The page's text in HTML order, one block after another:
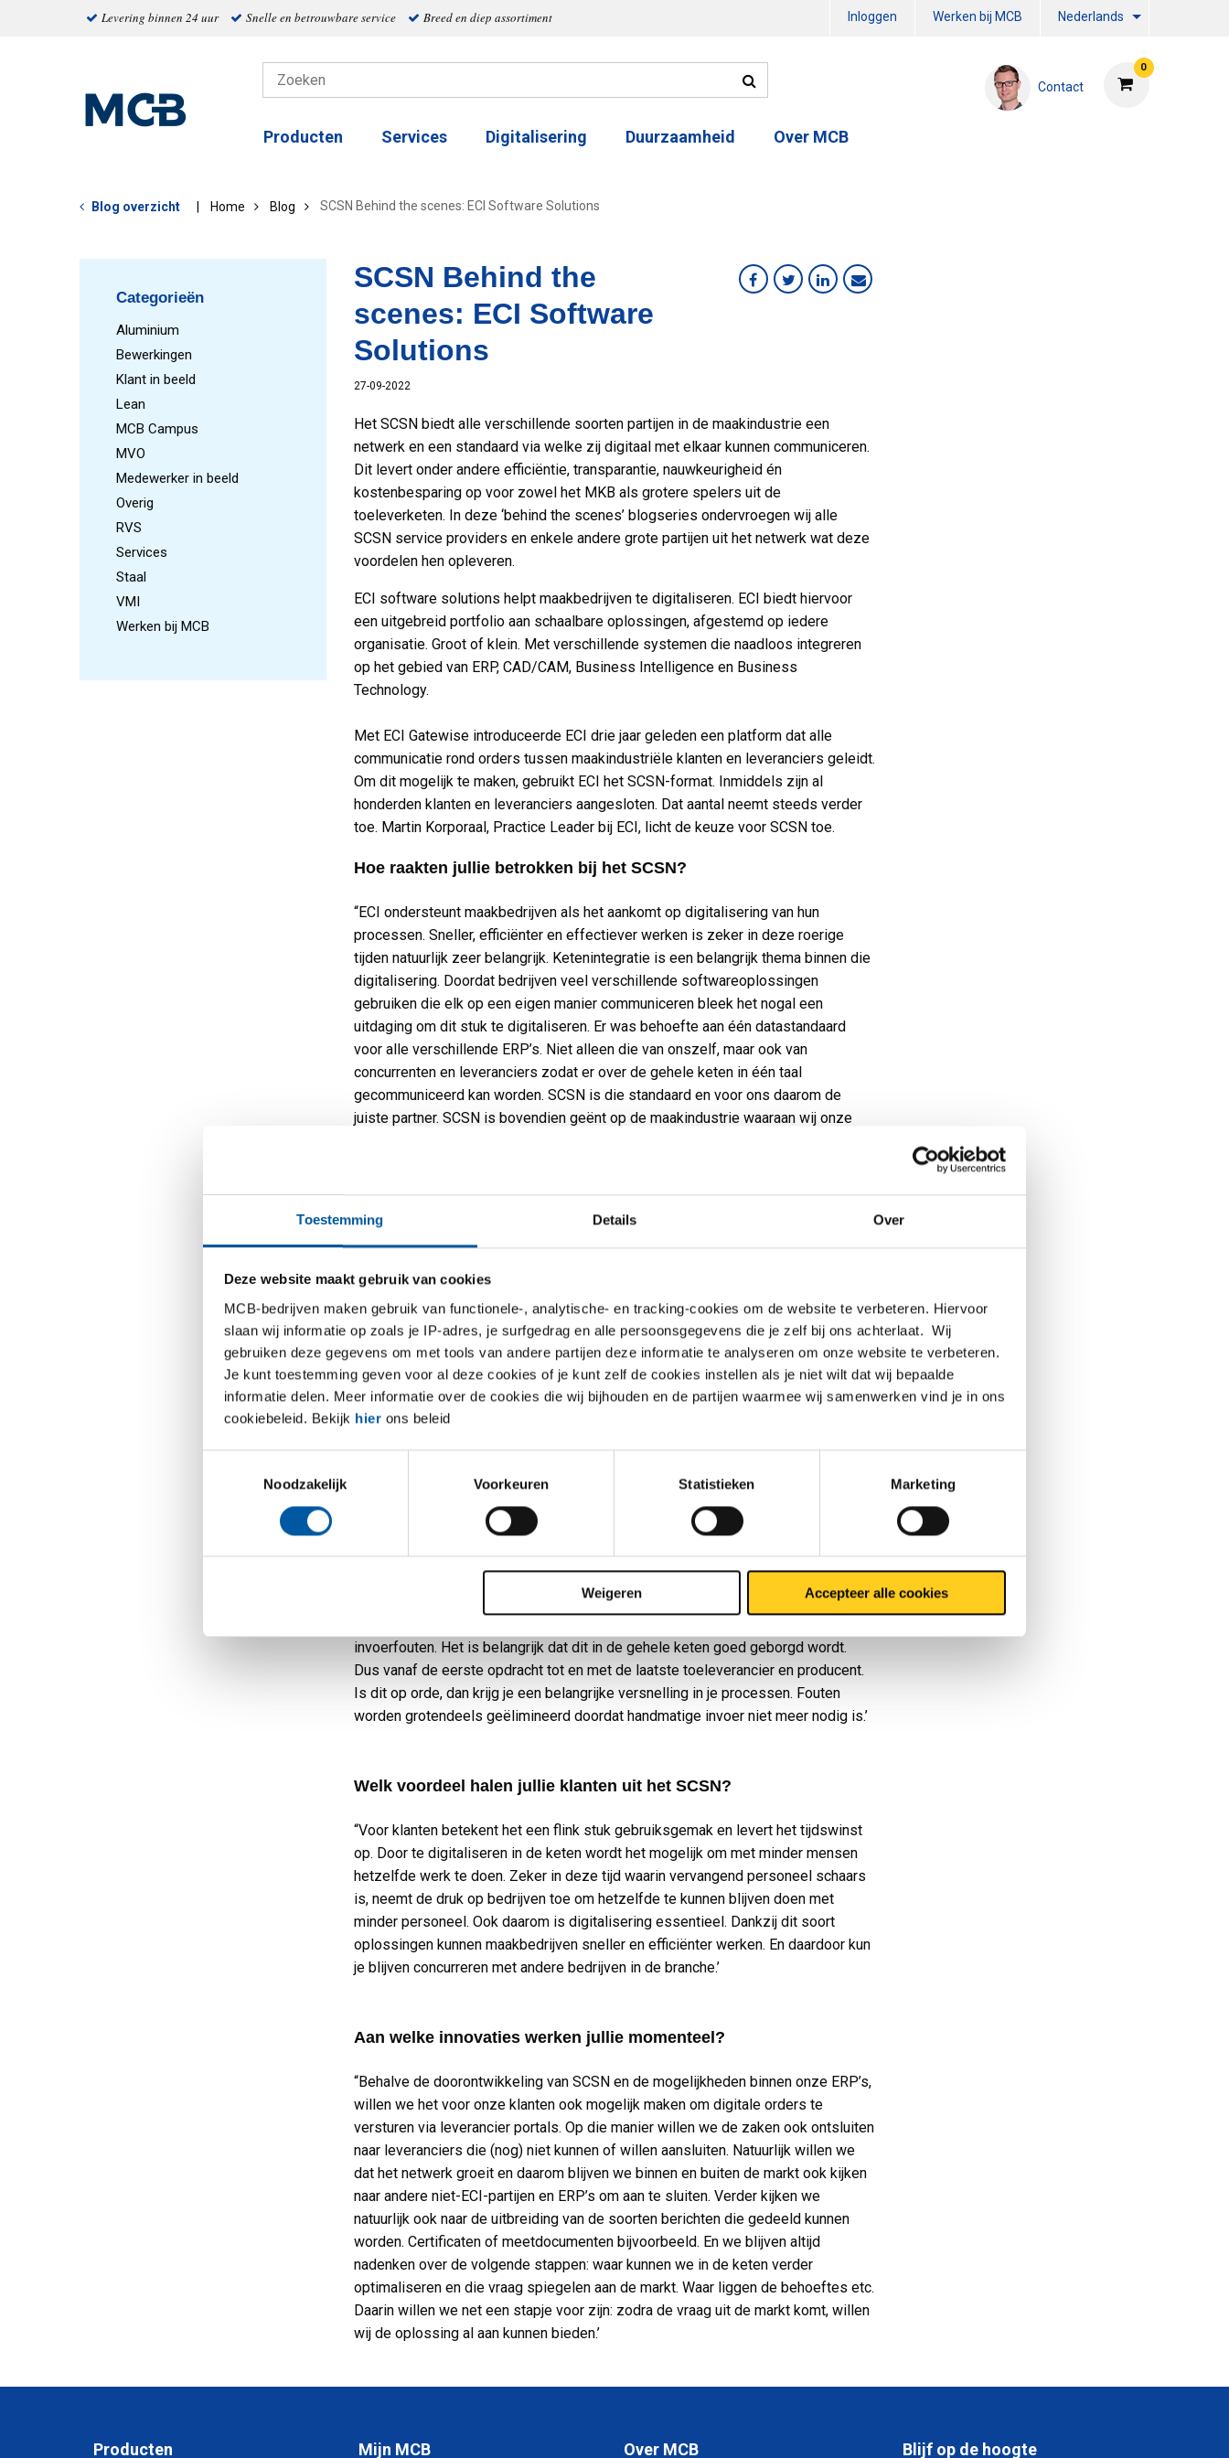
Toestemming Details Over
Deze website maakt gebruik van cookies
MCB-bedrijven maken gebruik van functionele-, analytische- en tracking-cookies om de website te verbeteren. Hiervoor
slaan wij informatie op zoals je IP-adres, je surfgedrag en alle persoonsgegevens die je zelf bij ons achterlaat. Wij
gebruiken deze gegevens om met tools van andere partijen deze informatie te analyseren om onze website te verbeteren.
Je kunt toestemming geven voor al deze cookies of je kunt zelf de cookies instellen als je niet wilt dat wij bepaalde
informatie delen. Meer informatie over de cookies die wij bijhouden en de partijen waarmee wij samenwerken vind je in ons
cookiebeleid. Bekijk hier ons beleid
Noodzakelijk
Voorkeuren Statistieken Marketing
Weigeren Accepteer alle cookies
Levering binnen 24 uur Snelle en betrouwbare service Breed en diep assortiment Inloggen Werken bij MCB Nederlands
0
Contact
Producten Services Digitalisering Duurzaamheid Over MCB
Blog overzicht Home Blog SCSN Behind the scenes: ECI Software Solutions
Categorieën
Aluminium
Bewerkingen
Klant in beeld
Lean
MCB Campus
MVO
Medewerker in beeld
Overig
RVS
Services
Staal
VMI
Werken bij MCB
SCSN Behind the
scenes: ECI Software
Solutions
27-09-2022
Het SCSN biedt alle verschillende soorten partijen in de maakindustrie een
netwerk en een standaard via welke zij digitaal met elkaar kunnen communiceren.
Dit levert onder andere efficiëntie, transparantie, nauwkeurigheid én
kostenbesparing op voor zowel het MKB als grotere spelers uit de
toeleverketen. In deze ‘behind the scenes’ blogseries ondervroegen wij alle
SCSN service providers en enkele andere grote partijen uit het netwerk wat deze
voordelen hen opleveren.
ECI software solutions helpt maakbedrijven te digitaliseren. ECI biedt hiervoor
een uitgebreid portfolio aan schaalbare oplossingen, afgestemd op iedere
organisatie. Groot of klein. Met verschillende systemen die naadloos integreren
op het gebied van ERP, CAD/CAM, Business Intelligence en Business
Technology.
Met ECI Gatewise introduceerde ECI drie jaar geleden een platform dat alle
communicatie rond orders tussen maakindustriële klanten en leveranciers geleidt.
Om dit mogelijk te maken, gebruikt ECI het SCSN-format. Inmiddels zijn al
honderden klanten en leveranciers aangesloten. Dat aantal neemt steeds verder
toe. Martin Korporaal, Practice Leader bij ECI, licht de keuze voor SCSN toe.
Hoe raakten jullie betrokken bij het SCSN?
“ECI ondersteunt maakbedrijven als het aankomt op digitalisering van hun
processen. Sneller, efficiënter en effectiever werken is zeker in deze roerige
tijden natuurlijk zeer belangrijk. Ketenintegratie is een belangrijk thema binnen die
digitalisering. Doordat bedrijven veel verschillende softwareoplossingen
gebruiken die elk op een eigen manier communiceren bleek het nogal een
uitdaging om dit stuk te digitaliseren. Er was behoefte aan één datastandaard
voor alle verschillende ERP’s. Niet alleen die van onszelf, maar ook van
concurrenten en leveranciers zodat er over de gehele keten in één taal
gecommuniceerd kan worden. SCSN is die standaard en voor ons daarom de
juiste partner. SCSN is bovendien geënt op de maakindustrie waaraan wij onze
“Voorheen moesten er vanuit de ERP-systemen individuele integraties
aangegaan worden via EDI of via rechtstreekse koppelingen. Het nadeel van
dergelijke maatwerk-oplossingen is dat ze niet makkelijk te kopiëren zijn voor
onderhoud.’
Wat is de toegevoegde waarde van het SCSN?
‘Door nu gebruik te maken van de SCSN-standaard is het eenvoudiger en snel uit
te rollen; het is één enkele verbinding die moet blijven werken. Het onderhoud is
makkelijker en de uitwisseling van data gaat veel soepeler. Niet alleen voor
helpen in een kortere periode.’
Wat betekent dataveiligheid en waarom is dit belangrijk?
‘Het is voor onze klanten extreem belangrijk om te weten dat de data die ze
versturen naar een leverancier ook echt integer is. Dat wil zeggen dat de
invoerfouten. Het is belangrijk dat dit in de gehele keten goed geborgd wordt.
Dus vanaf de eerste opdracht tot en met de laatste toeleverancier en producent.
Is dit op orde, dan krijg je een belangrijke versnelling in je processen. Fouten
worden grotendeels geëlimineerd doordat handmatige invoer niet meer nodig is.’
Welk voordeel halen jullie klanten uit het SCSN?
“Voor klanten betekent het een flink stuk gebruiksgemak en levert het tijdswinst
op. Door te digitaliseren in de keten wordt het mogelijk om met minder mensen
hetzelfde werk te doen. Zeker in deze tijd waarin vervangend personeel schaars
is, neemt de druk op bedrijven toe om hetzelfde te kunnen blijven doen met
minder personeel. Ook daarom is digitalisering essentieel. Dankzij dit soort
oplossingen kunnen maakbedrijven sneller en efficiënter werken. En daardoor kun
je blijven concurreren met andere bedrijven in de branche.’
Aan welke innovaties werken jullie momenteel?
“Behalve de doorontwikkeling van SCSN en de mogelijkheden binnen onze ERP’s,
willen we het voor onze klanten ook mogelijk maken om digitale orders te
versturen via leverancier portals. Op die manier willen we de zaken ook ontsluiten
naar leveranciers die (nog) niet kunnen of willen aansluiten. Natuurlijk willen we
dat het netwerk groeit en daarom blijven we binnen en buiten de markt ook kijken
naar andere niet-ECI-partijen en ERP’s om aan te sluiten. Verder kijken we
natuurlijk ook naar de uitbreiding van de soorten berichten die gedeeld kunnen
worden. Certificaten of meetdocumenten bijvoorbeeld. En we blijven altijd
nadenken over de volgende stappen: waar kunnen we in de keten verder
optimaliseren en die vraag spiegelen aan de markt. Waar liggen de behoeftes etc.
Daarin willen we net een stapje voor zijn: zodra de vraag uit de markt komt, willen
wij de oplossing al aan kunnen bieden.’
Producten Mijn MCB Over MCB Blijf op de hoogte